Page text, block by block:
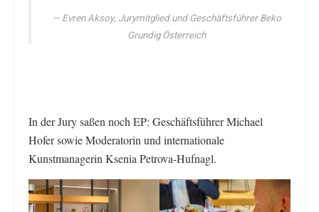
Evren Aksoy, Jurymitglied und Geschäftsführer Beko
Grundig Österreich
In der Jury saßen noch EP: Geschäftsführer Michael
Hofer sowie Moderatorin und internationale
Kunstmanagerin Ksenia Petrova-Hufnagl.